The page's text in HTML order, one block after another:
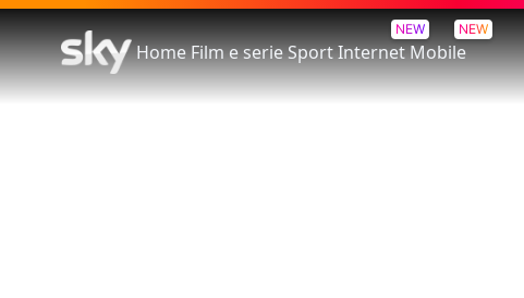
HomeFilm e serieSport
NEW
Internet
NEW
Mobile